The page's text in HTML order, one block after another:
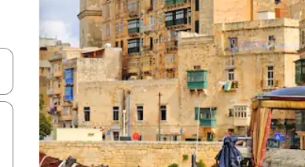
със стрелки нагоре и надолу или